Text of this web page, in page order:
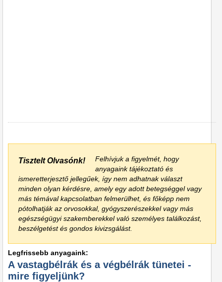
Tisztelt Olvasónk!
Felhívjuk a figyelmét, hogy
anyagaink tájékoztató és
ismeretterjesztő jellegűek, így nem adhatnak választ
minden olyan kérdésre, amely egy adott betegséggel vagy
más témával kapcsolatban felmerülhet, és főképp nem
pótolhatják az orvosokkal, gyógyszerészekkel vagy más
egészségügyi szakemberekkel való személyes találkozást,
beszélgetést és gondos kivizsgálást.
Legfrissebb anyagaink:
A vastagbélrák és a végbélrák tünetei -
mire figyeljünk?